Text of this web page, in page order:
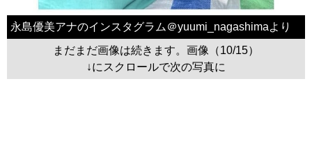
永島優美アナのインスタグラム＠yuumi_nagashimaより
まだまだ画像は続きます。画像（10/15）
↓にスクロールで次の写真に